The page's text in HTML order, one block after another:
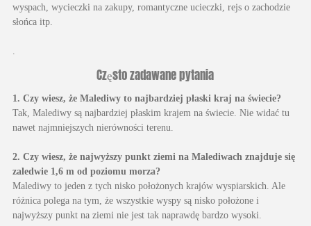
wyspach, wycieczki na zakupy, romantyczne ucieczki, rejs o zachodzie
słońca itp.
Często zadawane pytania
1. Czy wiesz, że Malediwy to najbardziej płaski kraj na świecie?
Tak, Malediwy są najbardziej płaskim krajem na świecie. Nie widać tu
nawet najmniejszych nierówności terenu.
2. Czy wiesz, że najwyższy punkt ziemi na Malediwach znajduje się
zaledwie 1,6 m od poziomu morza?
Malediwy to jeden z tych nisko położonych krajów wyspiarskich. Ale
różnica polega na tym, że wszystkie wyspy są nisko położone i
najwyższy punkt na ziemi nie jest tak naprawdę bardzo wysoki.